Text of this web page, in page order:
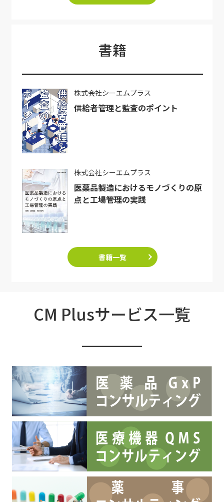
書籍
株式会社シーエムプラス
供給者管理と監査のポイント
株式会社シーエムプラス
医薬品製造におけるモノづくりの原
点と工場管理の実践
書籍一覧
CM Plusサービス一覧